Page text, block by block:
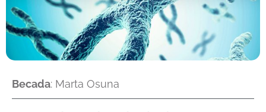
Becada: Marta Osuna